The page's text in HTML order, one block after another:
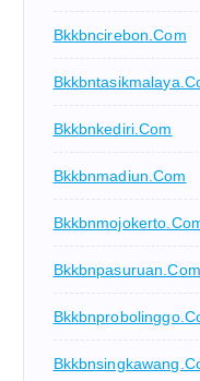
Bkkbncirebon.com
Bkkbnkediri.com
Bkkbnmadiun.com
Bkkbnpasuruan.com